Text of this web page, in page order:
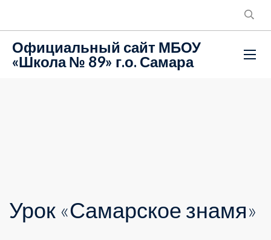
Официальный сайт МБОУ
«Школа № 89» г.о. Самара
Урок «Самарское знамя»